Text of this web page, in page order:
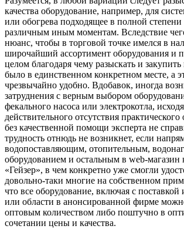
качества оборудование, например, для
или обогрева подходящее в полной
различным иным моментам. Вследствие
нюанс, чтобы в торговой точке имелся в
широчайший ассортимент оборудования и
целом благодаря чему разыскать и закупить
было в единственном конкретном месте, а
чрезвычайно удобно. Вдобавок, иногда
затруднения с верным выбором
фекального насоса или электрокотла,
действительного отсутствия
без качественной помощи эксперта не
трудность отнюдь не возникнет, если
водопоставляющим, отопительным,
оборудованием и остальным в web-магазин
«Гейзер», в чем конкретно уже смогли
довольно-таки многие на собственном
что все оборудование, включая с
или области в анонсированной фирме
оптовым количеством либо поштучно в
сочетании цены и качества.